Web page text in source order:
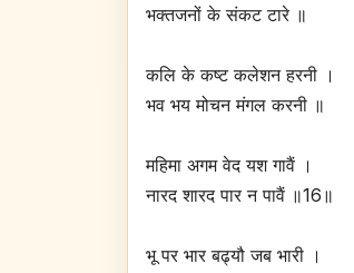
भक्तजनों के संकट टारे ॥
कलि के कष्ट कलेशन हरनी ।
भव भय मोचन मंगल करनी ॥
महिमा अगम वेद यश गावैं ।
नारद शारद पार न पावैं ॥16॥
भू पर भार बढ्यौ जब भारी ।